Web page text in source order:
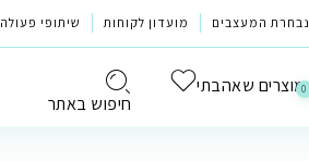
נבחרת המעצבים מועדון לקוחות שיתופי פעולה
חיפוש באתר
0מוצרים שאהבתי